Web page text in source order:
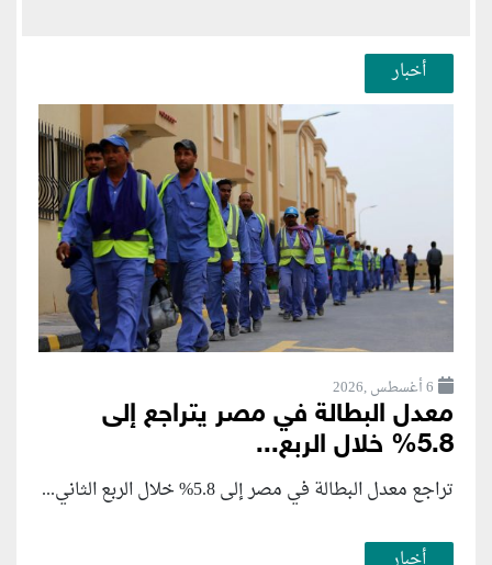
أخبار
6 أغسطس ,2026
معدل البطالة في مصر يتراجع إلى
5.8% خلال الربع...
تراجع معدل البطالة في مصر إلى 5.8% خلال الربع الثاني...